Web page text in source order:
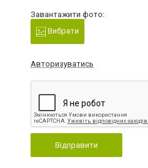
Завантажити фото:
Вибрати
Авторизуватись
Відправити